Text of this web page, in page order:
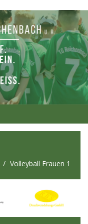
Volleyball Frauen 1